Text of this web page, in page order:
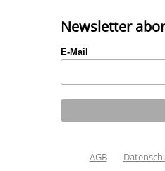
Newsletter
E-Mail
AGB